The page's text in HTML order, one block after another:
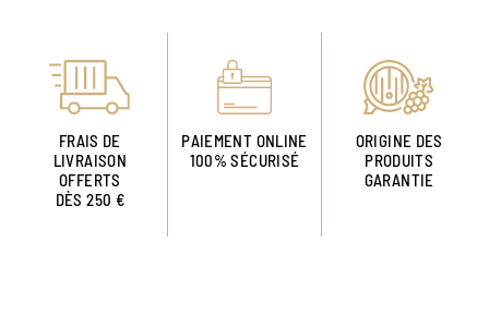
FRAIS DE
LIVRAISON
OFFERTS
DÈS 250 €
PAIEMENT ONLINE
100% SÉCURISÉ
ORIGINE DES
PRODUITS
GARANTIE